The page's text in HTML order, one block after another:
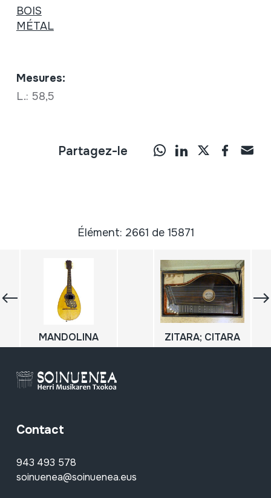
BOIS
MÉTAL
Mesures:
L.: 58,5
Partagez-le
Élément: 2661 de 15871
MANDOLINA ZITARA; CITARA
Contact
943 493 578
soinuenea@soinuenea.eus